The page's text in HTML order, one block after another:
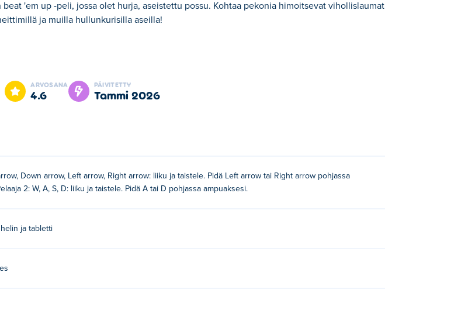
beat 'em up -peli, jossa olet hurja, aseistettu possu. Kohtaa pekonia himoitsevat vihollislaumat
ja muilla hullunkurisilla aseilla!
yksi valitsemistamme Toimintapelit -kategorian peleistä.
ARVOSANA
4.6
PÄIVITETTY
tammi 2026
Down arrow, Left arrow, Right arrow: liiku ja taistele. Pidä Left arrow tai Right arrow pohjassa
2: W, A, S, D: liiku ja taistele. Pidä A tai D pohjassa ampuaksesi.
ja tabletti